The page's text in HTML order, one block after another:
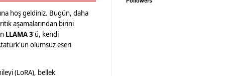
hoş geldiniz. Bugün, daha
aşamalarından birini
LLAMA 3'ü, kendi
ölümsüz eseri
(LoRA), bellek